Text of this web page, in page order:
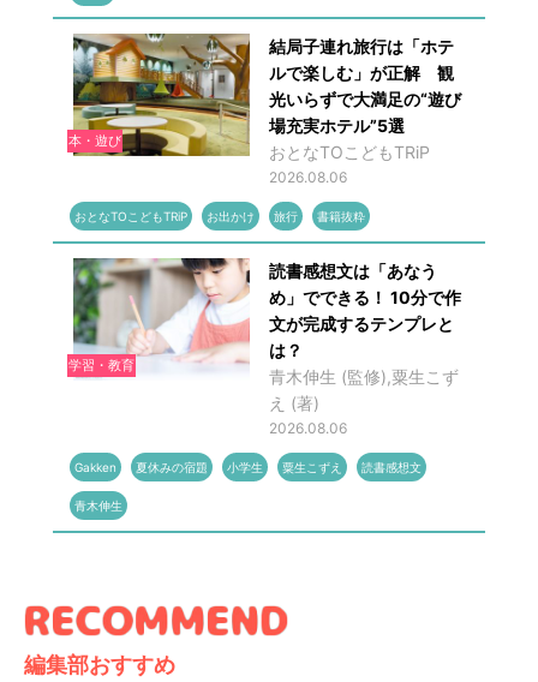
本・遊び
結局子連れ旅行は「ホテ
ルで楽しむ」が正解 観
光いらずで大満足の“遊び
場充実ホテル”5選
おとなTOこどもTRiP
2026.08.06
おとなTOこどもTRiP お出かけ 旅行 書籍抜粋
学習・教育
読書感想文は「あなう
め」でできる！ 10分で作
文が完成するテンプレと
は？
青木伸生 (監修),粟生こず
え (著)
2026.08.06
Gakken 夏休みの宿題 小学生 粟生こずえ 読書感想文
青木伸生
編集部おすすめ